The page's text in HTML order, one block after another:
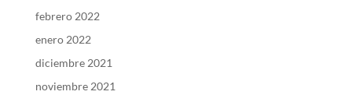
febrero 2022
enero 2022
diciembre 2021
noviembre 2021